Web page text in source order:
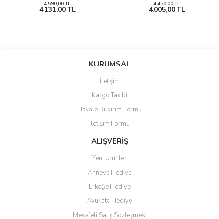
4.590,00 TL
4.131,00 TL
4.450,00 TL
4.005,00 TL
KURUMSAL
İletişim
Kargo Takibi
Havale Bildirim Formu
İletişim Formu
ALIŞVERİŞ
Yeni Ürünler
Anneye Hediye
Erkeğe Hediye
Avukata Hediye
Mesafeli Satış Sözleşmesi